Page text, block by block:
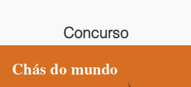
Concurso
Chás domundo